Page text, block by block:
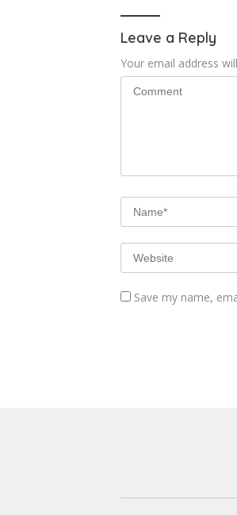
Leave a Reply
Your email address
Save my name,